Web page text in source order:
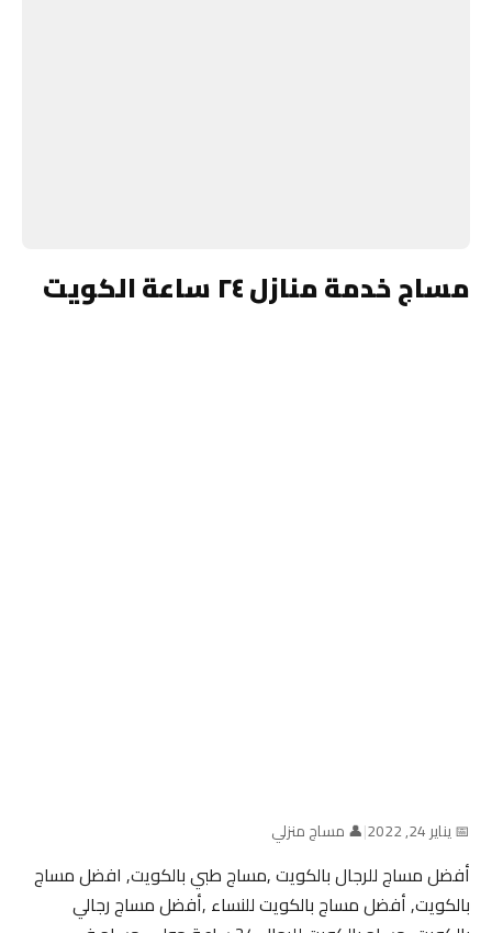
مساج خدمة منازل ٢٤ ساعة الكويت
📅 يناير 24, 2022 |👤 مساج منزلي
أفضل مساج للرجال بالكويت ,مساج طبي بالكويت, افضل مساج
بالكويت, أفضل مساج بالكويت للنساء ,أفضل مساج رجالي